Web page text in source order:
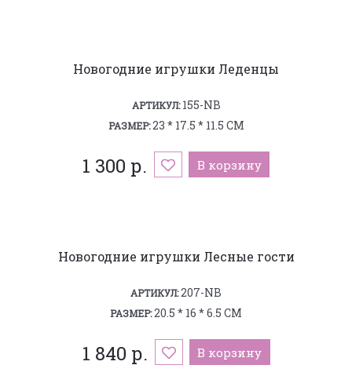
Новогодние игрушки Леденцы
АРТИКУЛ:155-NB
РАЗМЕР:23 * 17.5 * 11.5 СМ
1 300 р. В корзину
Новогодние игрушки Лесные гости
АРТИКУЛ:207-NB
РАЗМЕР:20.5 * 16 * 6.5 СМ
1 840 р. В корзину